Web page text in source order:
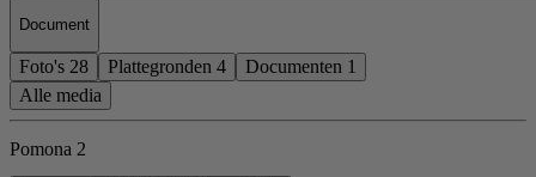
Document
Foto's 28 Plattegronden 4 Documenten 1
Alle media
Pomona 2